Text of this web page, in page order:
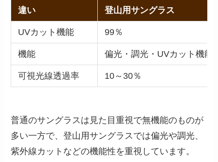
違い 登山用サングラス
UVカット機能 99％
機能 偏光・調光・UVカット機能
可視光線透過率 10～30％
普通のサングラスは見た目重視で無機能のものが
多い一方で、登山用サングラスでは偏光や調光、
紫外線カットなどの機能性を重視しています。